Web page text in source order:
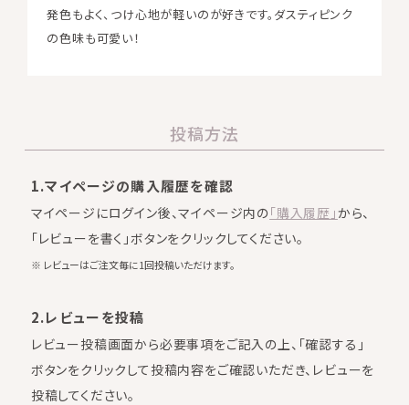
発色もよく、つけ心地が軽いのが好きです。ダスティピンク
の色味も可愛い！
投稿方法
1.マイページの購入履歴を確認
マイページにログイン後、マイページ内の 「購入履歴」から、
「レビューを書く」ボタンをクリックしてください。
※ レビューはご注文毎に1回投稿いただけます。
2.レビューを投稿
レビュー投稿画面から必要事項をご記入の上、「確認する」
ボタンをクリックして投稿内容をご確認いただき、レビューを
投稿してください。